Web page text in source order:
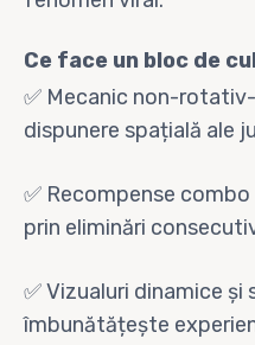
Ce face un bloc de
✅ Mecanic non-
dispunere spațială ale
✅ Recompense
prin eliminări
✅ Vizualuri dinamice și
îmbunătățește